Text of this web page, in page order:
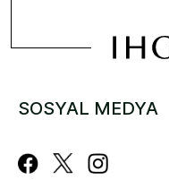
SOSYAL MEDYA